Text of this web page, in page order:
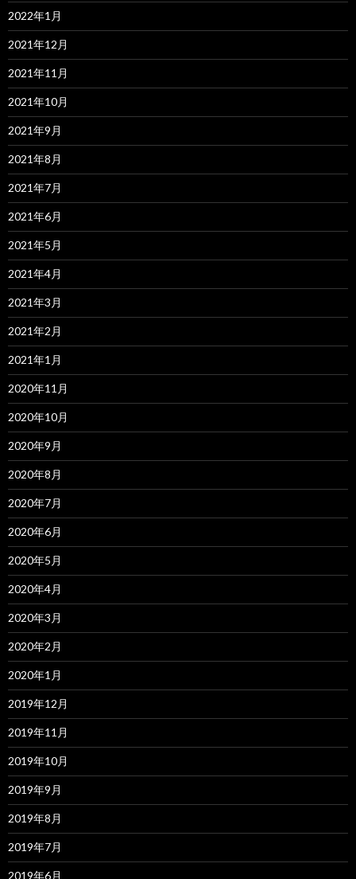
2022年1月
2021年12月
2021年11月
2021年10月
2021年9月
2021年8月
2021年7月
2021年6月
2021年5月
2021年4月
2021年3月
2021年2月
2021年1月
2020年11月
2020年10月
2020年9月
2020年8月
2020年7月
2020年6月
2020年5月
2020年4月
2020年3月
2020年2月
2020年1月
2019年12月
2019年11月
2019年10月
2019年9月
2019年8月
2019年7月
2019年6月